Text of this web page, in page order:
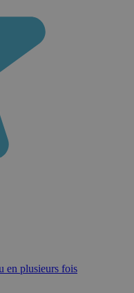
en plusieurs fois